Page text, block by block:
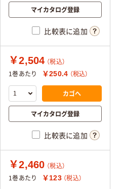
マイカタログ登録
比較表に追加
￥2,504 （税込）
1巻あたり
￥250.4 （税込）
カゴへ
マイカタログ登録
比較表に追加
￥2,460 （税込）
1巻あたり
￥123 （税込）